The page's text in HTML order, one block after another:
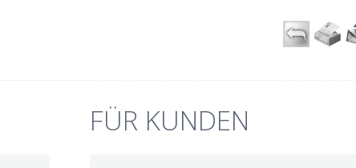
FÜR KUNDEN